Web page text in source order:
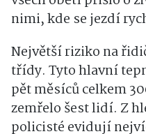
nimi, kde se jezdí
Největší riziko na
třídy. Tyto hlavní
pět měsíců celkem
zemřelo šest lidí. Z
policisté evidují